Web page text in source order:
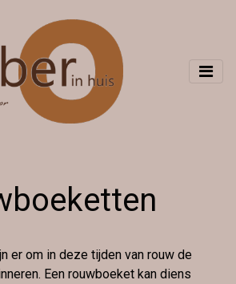
er om in deze tijden van rouw de
Een rouwboeket kan diens